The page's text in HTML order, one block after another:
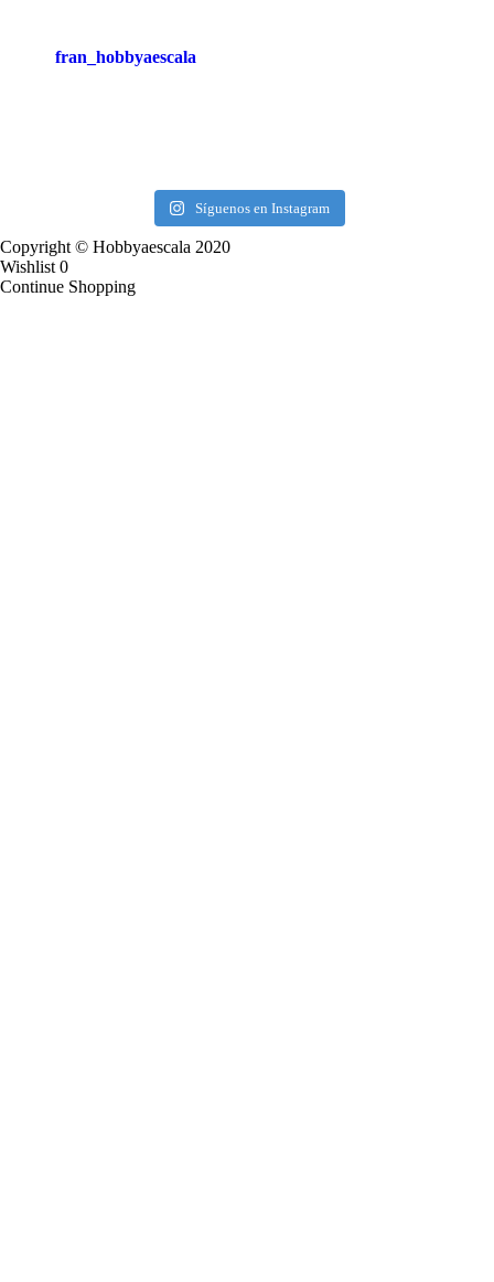
fran_hobbyaescala
Síguenos en Instagram
Copyright © Hobbyaescala 2020
Wishlist 0
Continue Shopping